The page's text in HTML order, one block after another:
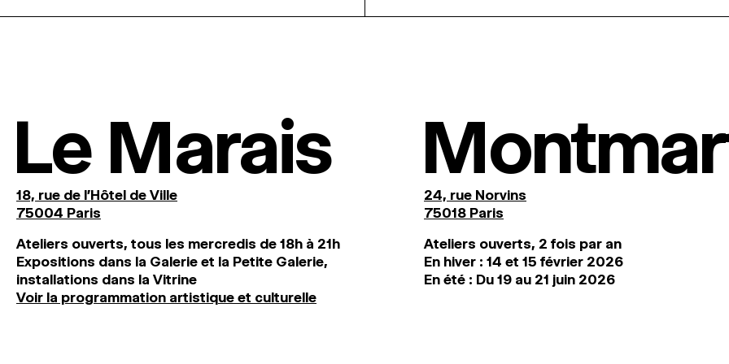
Le Marais
18, rue de l'Hôtel de Ville
75004 Paris
Ateliers ouverts, tous les mercredis de 18h à 21h
Expositions dans la Galerie et la Petite Galerie,
installations dans la Vitrine
Voir la programmation artistique et culturelle
24, rue Norvins
75018 Paris
Ateliers ouverts, 2 fois par an
En hiver : 14 et 15 février 2026
En été : Du 19 au 21 juin 2026